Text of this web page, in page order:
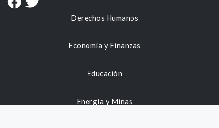
Derechos Humanos
Economía y Finanzas
Educación
Energía y Minas